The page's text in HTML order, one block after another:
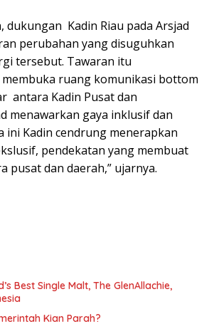
dukungan Kadin Riau pada Arsjad
perubahan yang disuguhkan
tersebut. Tawaran itu
ruang komunikasi bottom
antara Kadin Pusat dan
menawarkan gaya inklusif dan
ini Kadin cendrung menerapkan
pendekatan yang membuat
pusat dan daerah,” ujarnya.
Best Single Malt, The GlenAllachie,
Kian Parah?